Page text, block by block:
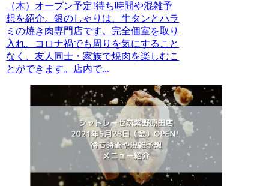
（木）オープン予定!待ち時間や混雑予
想を紹介。銀のしゃりは、牛タンとハラ
ミの焼き肉専門店です。完全個室を取り
入れ、コロナ禍でも周りを気にすること
なく、友人同士・家族で焼肉を楽しむこ
とができます。店内で...